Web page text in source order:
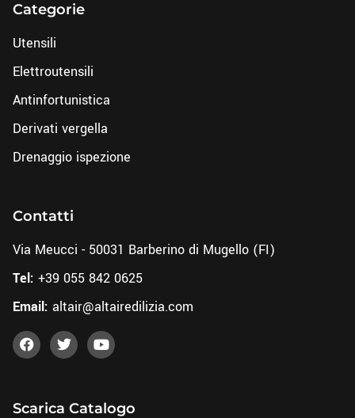
Categorie
Utensili
Elettroutensili
Antinfortunistica
Derivati vergella
Drenaggio ispezione
Contatti
Via Meucci - 50031 Barberino di Mugello (FI)
Tel: +39 055 842 0625
Email: altair@altairedilizia.com
Scarica Catalogo